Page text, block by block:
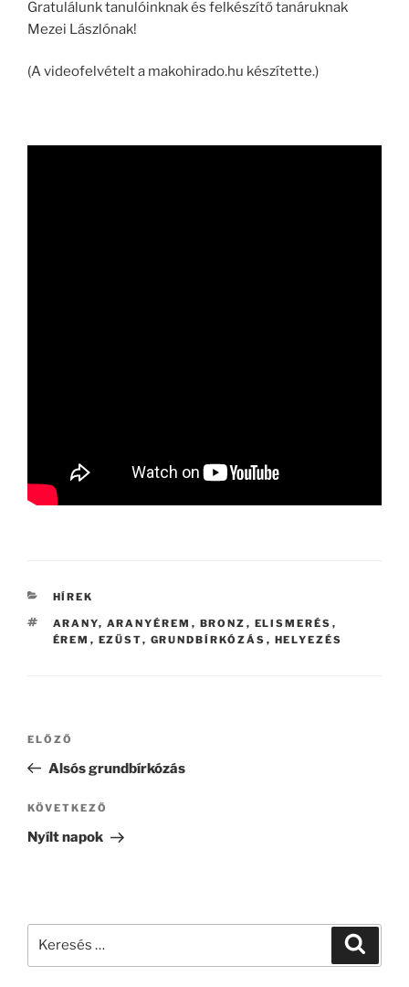
Gratulálunk tanulóinknak és felkészítő tanáruknak
Mezei Lászlónak!
(A videofelvételt a makohirado.hu készítette.)
KATEGÓRIÁK
HÍREK
CÍMKÉK
ARANY, ARANYÉREM , BRONZ , ELISMERÉS ,
ÉREM , EZÜST, GRUNDBÍRKÓZÁS , HELYEZÉS
Bejegyzés
Korábbi
bejegyzés
ELŐZŐ
Alsós grundbírkózás
Következő
bejegyzés
KÖVETKEZŐ
Nyílt napok